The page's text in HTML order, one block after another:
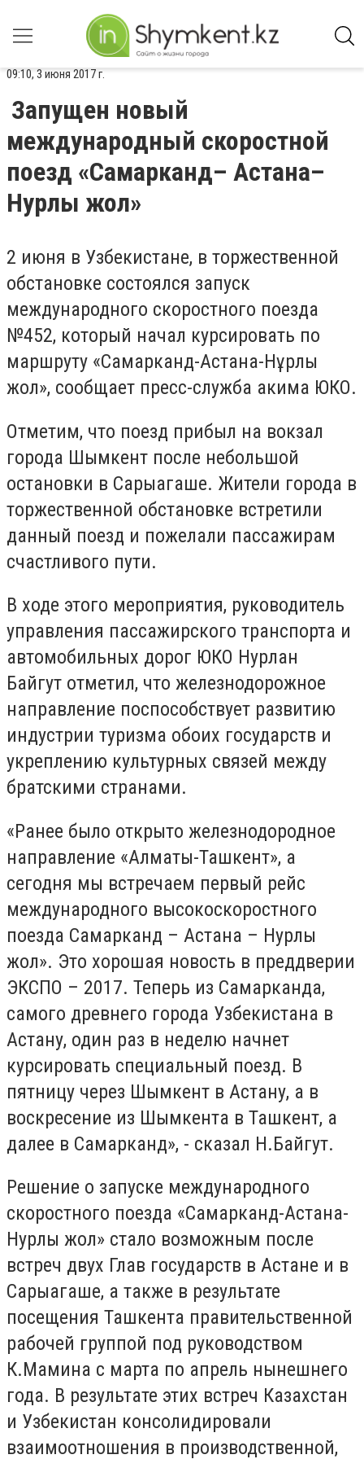
09:10, 3 июня 2017 г.
Запущен новый
международный скоростной
поезд «Самарканд– Астана–
Нурлы жол»
2 июня в Узбекистане, в торжественной
обстановке состоялся запуск
международного скоростного поезда
№452, который начал курсировать по
маршруту «Самарканд-Астана-Нұрлы
жол», сообщает пресс-служба акима ЮКО.
Отметим, что поезд прибыл на вокзал
города Шымкент после небольшой
остановки в Сарыагаше. Жители города в
торжественной обстановке встретили
данный поезд и пожелали пассажирам
счастливого пути.
В ходе этого мероприятия, руководитель
управления пассажирского транспорта и
автомобильных дорог ЮКО Нурлан
Байгут отметил, что железнодорожное
направление поспособствует развитию
индустрии туризма обоих государств и
укреплению культурных связей между
братскими странами.
«Ранее было открыто железнодородное
направление «Алматы-Ташкент», а
сегодня мы встречаем первый рейс
международного высокоскоростного
поезда Самарканд – Астана – Нурлы
жол». Это хорошая новость в преддверии
ЭКСПО – 2017. Теперь из Самарканда,
самого древнего города Узбекистана в
Астану, один раз в неделю начнет
курсировать специальный поезд. В
пятницу через Шымкент в Астану, а в
воскресение из Шымкента в Ташкент, а
далее в Самарканд», - сказал Н.Байгут.
Решение о запуске международного
скоростного поезда «Самарканд-Астана-
Нурлы жол» стало возможным после
встреч двух Глав государств в Астане и в
Сарыагаше, а также в результате
посещения Ташкента правительственной
рабочей группой под руководством
К.Мамина с марта по апрель нынешнего
года. В результате этих встреч Казахстан
и Узбекистан консолидировали
взаимоотношения в производственной,